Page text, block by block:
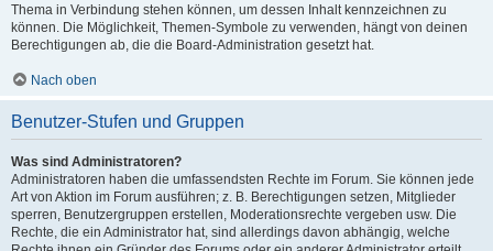
Thema in Verbindung stehen können, um dessen Inhalt kennzeichnen zu
können. Die Möglichkeit, Themen-Symbole zu verwenden, hängt von deinen
Berechtigungen ab, die die Board-Administration gesetzt hat.
Nach oben
Benutzer-Stufen und Gruppen
Was sind Administratoren?
Administratoren haben die umfassendsten Rechte im Forum. Sie können jede
Art von Aktion im Forum ausführen; z. B. Berechtigungen setzen, Mitglieder
sperren, Benutzergruppen erstellen, Moderationsrechte vergeben usw. Die
Rechte, die ein Administrator hat, sind allerdings davon abhängig, welche